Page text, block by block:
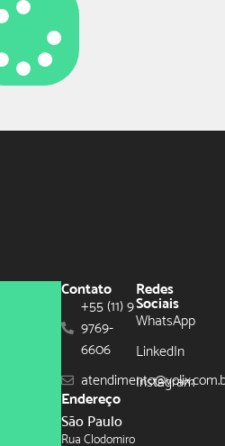
Contato
+55 (11) 9
9769-
6606
Endereço
São Paulo
Rua Clodomiro
Redes
Sociais
WhatsApp
LinkedIn
Instagram